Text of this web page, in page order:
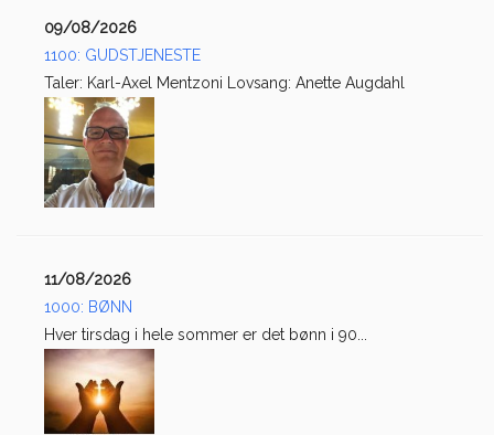
09/08/2026
1100: GUDSTJENESTE
Taler: Karl-Axel Mentzoni Lovsang: Anette Augdahl
11/08/2026
1000: BØNN
Hver tirsdag i hele sommer er det bønn i 90...